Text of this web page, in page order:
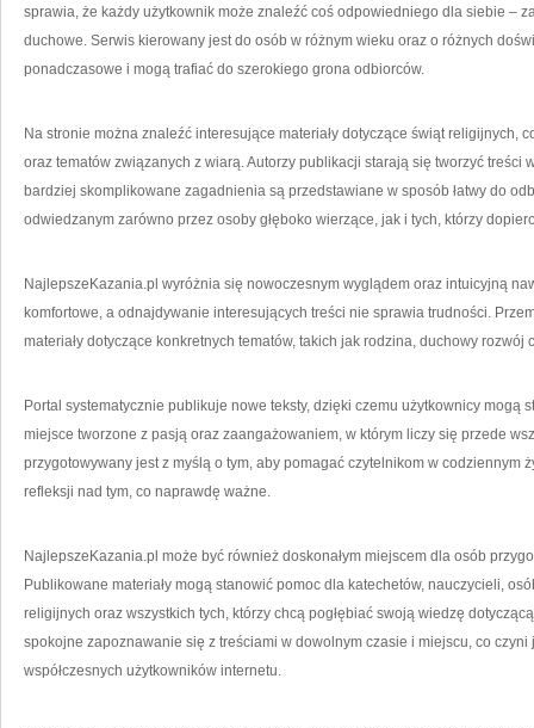
sprawia, że każdy użytkownik może znaleźć coś odpowiedniego dla siebie –
duchowe. Serwis kierowany jest do osób w różnym wieku oraz o różnych
ponadczasowe i mogą trafiać do szerokiego grona odbiorców.
Na stronie można znaleźć interesujące materiały dotyczące świąt religijnych,
oraz tematów związanych z wiarą. Autorzy publikacji starają się tworzyć treści
bardziej skomplikowane zagadnienia są przedstawiane w sposób łatwy do
odwiedzanym zarówno przez osoby głęboko wierzące, jak i tych, którzy
NajlepszeKazania.pl wyróżnia się nowoczesnym wyglądem oraz intuicyjną
komfortowe, a odnajdywanie interesujących treści nie sprawia trudności.
materiały dotyczące konkretnych tematów, takich jak rodzina, duchowy rozwój
Portal systematycznie publikuje nowe teksty, dzięki czemu użytkownicy mogą
miejsce tworzone z pasją oraz zaangażowaniem, w którym liczy się przede
przygotowywany jest z myślą o tym, aby pomagać czytelnikom w codziennym
refleksji nad tym, co naprawdę ważne.
NajlepszeKazania.pl może być również doskonałym miejscem dla osób
Publikowane materiały mogą stanowić pomoc dla katechetów, nauczycieli,
religijnych oraz wszystkich tych, którzy chcą pogłębiać swoją wiedzę
spokojne zapoznawanie się z treściami w dowolnym czasie i miejscu, co
współczesnych użytkowników internetu.